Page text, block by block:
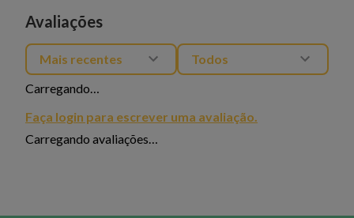
Avaliações
Carregando…
Faça login para escrever uma avaliação.
Mais recentes Todos
Carregando avaliações…